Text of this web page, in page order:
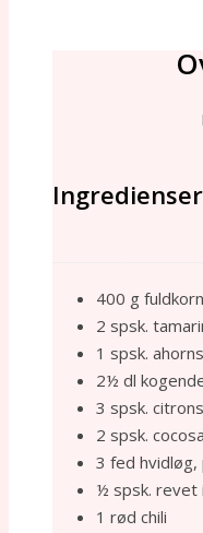
400 g
2 spsk.
1 spsk.
2½ dl
3 spsk.
2 spsk.
3 fed
½ spsk.
1 rød chili